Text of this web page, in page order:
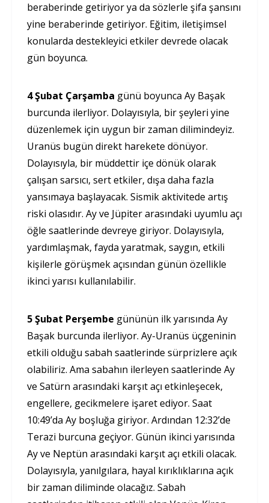
beraberinde getiriyor ya da sözlerle şifa şansını
yine beraberinde getiriyor. Eğitim, iletişimsel
konularda destekleyici etkiler devrede olacak
gün boyunca.
4 Şubat Çarşamba günü boyunca Ay Başak
burcunda ilerliyor. Dolayısıyla, bir şeyleri yine
düzenlemek için uygun bir zaman dilimindeyiz.
Uranüs bugün direkt harekete dönüyor.
Dolayısıyla, bir müddettir içe dönük olarak
çalışan sarsıcı, sert etkiler, dışa daha fazla
yansımaya başlayacak. Sismik aktivitede artış
riski olasıdır. Ay ve Jüpiter arasındaki uyumlu açı
öğle saatlerinde devreye giriyor. Dolayısıyla,
yardımlaşmak, fayda yaratmak, saygın, etkili
kişilerle görüşmek açısından günün özellikle
ikinci yarısı kullanılabilir.
5 Şubat Perşembe gününün ilk yarısında Ay
Başak burcunda ilerliyor. Ay-Uranüs üçgeninin
etkili olduğu sabah saatlerinde sürprizlere açık
olabiliriz. Ama sabahın ilerleyen saatlerinde Ay
ve Satürn arasındaki karşıt açı etkinleşecek,
engellere, gecikmelere işaret ediyor. Saat
10:49’da Ay boşluğa giriyor. Ardından 12:32’de
Terazi burcuna geçiyor. Günün ikinci yarısında
Ay ve Neptün arasındaki karşıt açı etkili olacak.
Dolayısıyla, yanılgılara, hayal kırıklıklarına açık
bir zaman diliminde olacağız. Sabah